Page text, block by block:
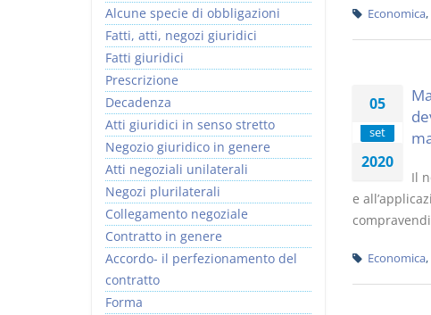
Economica,
05
set
2020
Il
e
Economica,
Alcune specie di obbligazioni
Fatti, atti, negozi giuridici
Fatti giuridici
Prescrizione
Decadenza
Atti giuridici in senso stretto
Negozio giuridico in genere
Atti negoziali unilaterali
Negozi plurilaterali
Collegamento negoziale
Contratto in genere
Accordo- il perfezionamento del
contratto
Forma